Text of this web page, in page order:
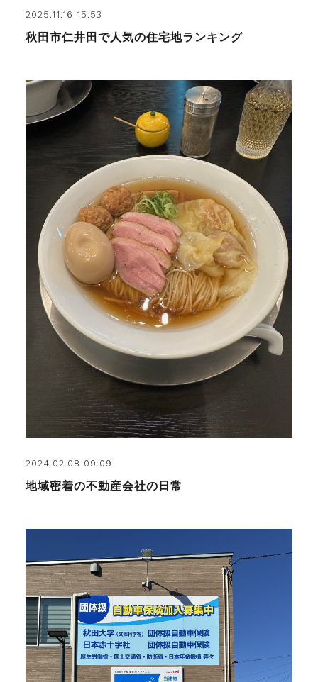
2025.11.16 15:53
秋田市仁井田で人気の住宅地ランキング
2024.02.08 09:09
地域密着の不動産会社の日常